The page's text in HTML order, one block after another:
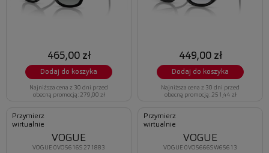
465,00 zł
Dodaj do koszyka
Najniższa cena z 30 dni przed
obecną promocją: 279,00 zł
449,00 zł
Dodaj do koszyka
Najniższa cena z 30 dni przed
obecną promocją: 251,44 zł
Przymierz
wirtualnie
VOGUE 0VO5616S 271883
VOGUE
Przymierz
wirtualnie
VOGUE 0VO5666S W65613
VOGUE